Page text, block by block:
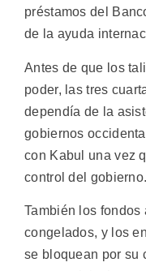
préstamos del
de la ayuda
Antes de que los
poder, las tres
dependía de la
gobiernos
con Kabul una vez
control del gobierno.
También los fondos
congelados, y los
se bloquean por su